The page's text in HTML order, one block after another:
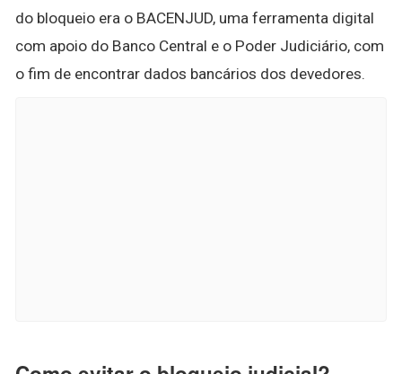
do bloqueio era o BACENJUD, uma ferramenta digital
com apoio do Banco Central e o Poder Judiciário, com
o fim de encontrar dados bancários dos devedores.